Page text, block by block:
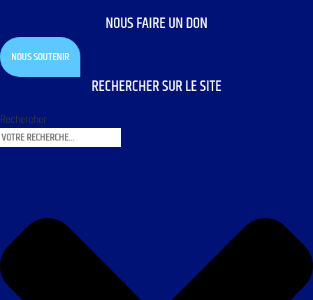
NOUS FAIRE UN DON
NOUS SOUTENIR
RECHERCHER SUR LE SITE
Rechercher